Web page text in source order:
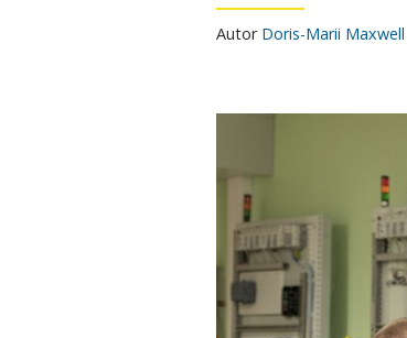
Autor Doris-Marii Maxwell